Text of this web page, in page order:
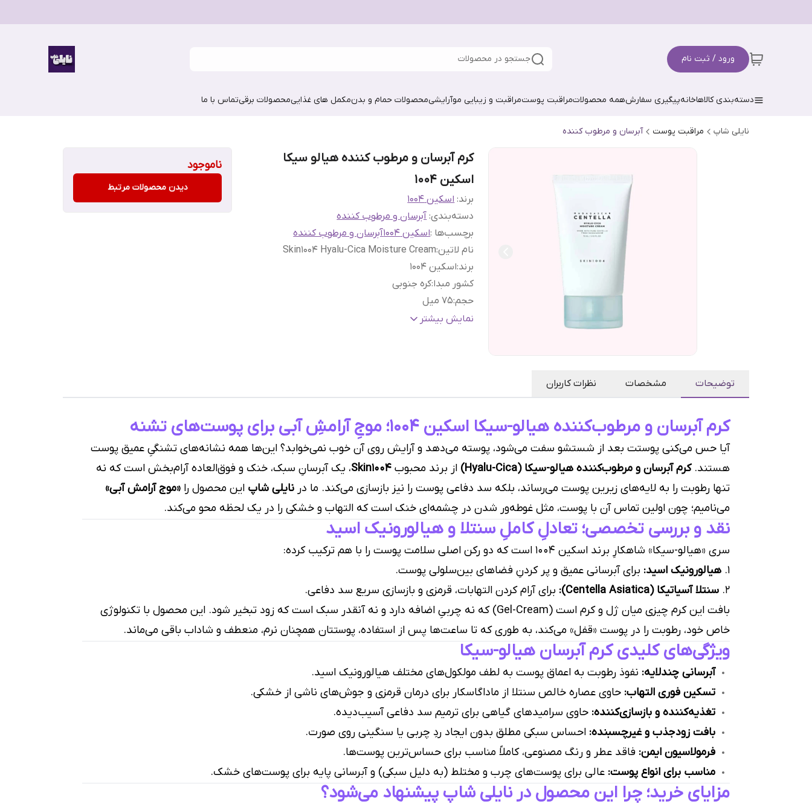
ورود / ثبت نام جستجو در محصولات
دسته‌بندی کالاهاخانهپیگیری سفارشهمه محصولاتمراقبت پوستمراقبت و زیبایی موآرایشیمحصولات حمام و بدنمکمل های غذاییمحصولات برقیتماس با ما
نایلی شاپ مراقبت پوست آبرسان و مرطوب کننده
کرم آبرسان و مرطوب کننده هیالو سیکا
اسکین ۱۰۰۴
برند: اسکین 1004
دسته‌بندی:آبرسان و مرطوب کننده
برچسب‌ها :اسکین 1004
آبرسان و مرطوب کننده
نام لاتین:
Skin1004 Hyalu-Cica Moisture Cream
برند:اسکین ۱۰۰۴
کشور مبدا:کره جنوبی
حجم:۷۵ میل
نوع
پوست حساس, پوست خشک, پوست مختلط,نمایش بیشتر
ناموجود
دیدن محصولات مرتبط
توضیحات مشخصات نظرات کاربران
کرم آبرسان و مرطوب‌کننده هیالو-سیکا اسکین ۱۰۰۴؛ موجِ آرامشِ آبی برای پوست‌های تشنه
آیا حس می‌کنی پوستت بعد از شستشو سفت می‌شود، پوسته می‌دهد و آرایش روی آن خوب نمی‌خوابد؟ این‌ها همه نشانه‌های تشنگیِ عمیق پوست
هستند.کرم آبرسان و مرطوب‌کننده هیالو-سیکا (Hyalu-Cica) از برند محبوب Skin1004، یک آبرسانِ سبک، خنک و فوق‌العاده آرام‌بخش است که نه
تنها رطوبت را به لایه‌های زیرین پوست می‌رساند، بلکه سد دفاعی پوست را نیز بازسازی می‌کند. ما در نایلی شاپ این محصول را «موج آرامش آبی»
می‌نامیم؛ چون اولین تماس آن با پوست، مثل غوطه‌ور شدن در چشمه‌ای خنک است که التهاب و خشکی را در یک لحظه محو می‌کند.
نقد و بررسی تخصصی؛ تعادلِ کاملِ سنتلا و هیالورونیک اسید
سری «هیالو-سیکا» شاهکارِ برند اسکین ۱۰۰۴ است که دو رکن اصلی سلامت پوست را با هم ترکیب کرده:
۱. هیالورونیک اسید: برای آبرسانی عمیق و پر کردنِ فضاهای بین‌سلولی پوست.
۲. سنتلا آسیاتیکا (Centella Asiatica):
برای آرام کردن التهابات، قرمزی و بازسازی سریع سد دفاعی.
بافت این کرم چیزی میان ژل و کرم است (Gel-Cream) که نه چربیِ اضافه دارد و نه آنقدر سبک است که زود تبخیر شود. این محصول با تکنولوژی
خاص خود، رطوبت را در پوست «قفل» می‌کند، به طوری که تا ساعت‌ها پس از استفاده، پوستتان همچنان نرم، منعطف و شاداب باقی می‌ماند.
ویژگی‌های کلیدی کرم آبرسان هیالو-سیکا
آبرسانی چندلایه: نفوذ رطوبت به اعماق پوست به لطف مولکول‌های مختلف هیالورونیک اسید.
تسکین فوری التهاب: حاوی عصاره خالص سنتلا از ماداگاسکار برای درمان قرمزی و جوش‌های ناشی از خشکی.
تغذیه‌کننده و بازسازی‌کننده: حاوی سرامیدهای گیاهی برای ترمیم سد دفاعی آسیب‌دیده.
بافت زودجذب و غیرچسبنده: احساس سبکی مطلق بدون ایجاد ردِ چربی یا سنگینی روی صورت.
فرمولاسیون ایمن: فاقد عطر و رنگ مصنوعی، کاملاً مناسب برای حساس‌ترین پوست‌ها.
مناسب برای انواع پوست: عالی برای پوست‌های چرب و مختلط (به دلیل سبکی) و آبرسانی پایه برای پوست‌های خشک.
مزایای خرید؛ چرا این محصول در نایلی شاپ پیشنهاد می‌شود؟